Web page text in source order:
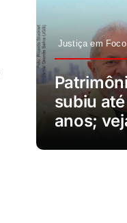
Justiça em Foco
subiu
anos;